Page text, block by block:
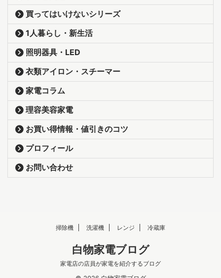
買ってはいけないシリーズ
1人暮らし・新生活
照明器具・LED
衣類アイロン・スチーマー
家電コラム
理容美容家電
お買い得情報・値引きのコツ
プロフィール
お問い合わせ
掃除機 洗濯機 レンジ 冷蔵庫
白物家電ブログ
家電店の店員が家電を紹介するブログ